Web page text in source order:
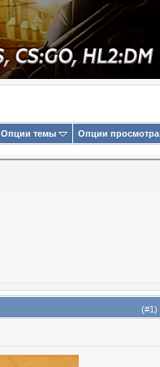
Опции темы Опции просмотра
(#1)